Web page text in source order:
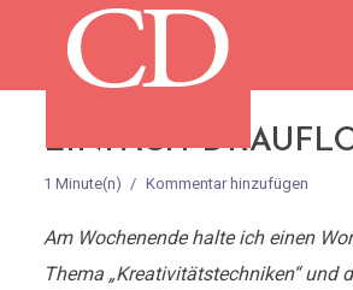
EINFACH
1 Minute(n) Kommentar hinzufügen
Am Wochenende halte ich einen
Thema „Kreativitätstechniken“ und